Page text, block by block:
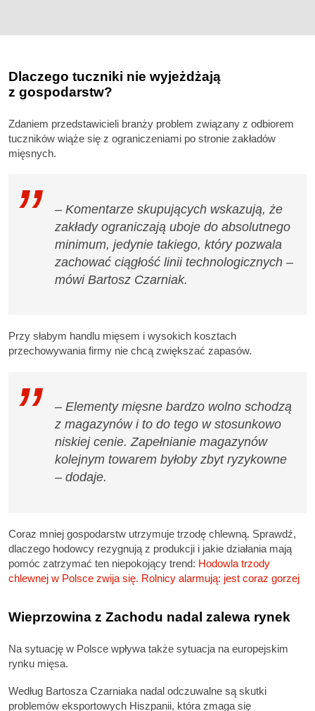
Dlaczego tuczniki nie wyjeżdżają
z gospodarstw?
Zdaniem przedstawicieli branży problem związany z odbiorem
tuczników wiąże się z ograniczeniami po stronie zakładów
mięsnych.
– Komentarze skupujących wskazują, że
zakłady ograniczają uboje do absolutnego
minimum, jedynie takiego, który pozwala
zachować ciągłość linii technologicznych –
mówi Bartosz Czarniak.
Przy słabym handlu mięsem i wysokich kosztach
przechowywania firmy nie chcą zwiększać zapasów.
– Elementy mięsne bardzo wolno schodzą
z magazynów i to do tego w stosunkowo
niskiej cenie. Zapełnianie magazynów
kolejnym towarem byłoby zbyt ryzykowne
– dodaje.
Coraz mniej gospodarstw utrzymuje trzodę chlewną. Sprawdź,
dlaczego hodowcy rezygnują z produkcji i jakie działania mają
pomóc zatrzymać ten niepokojący trend: Hodowla trzody
chlewnej w Polsce zwija się. Rolnicy alarmują: jest coraz gorzej
Wieprzowina z Zachodu nadal zalewa rynek
Na sytuację w Polsce wpływa także sytuacja na europejskim
rynku mięsa.
Według Bartosza Czarniaka nadal odczuwalne są skutki
problemów eksportowych Hiszpanii, która zmaga się